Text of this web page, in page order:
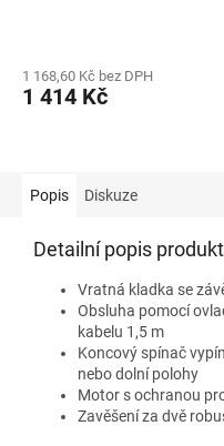
1 168,60 Kč bez DPH
1 414 Kč
Popis Diskuze
Detailní popis
Vratná kladka se
Obsluha pomocí
kabelu 1,5 m
Koncový spínač
nebo dolní polohy
Motor s ochranou
Zavěšení za dvě